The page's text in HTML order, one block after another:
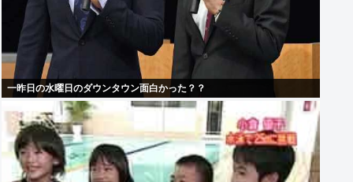
一昨日の水曜日のダウンタウン面白かった？？